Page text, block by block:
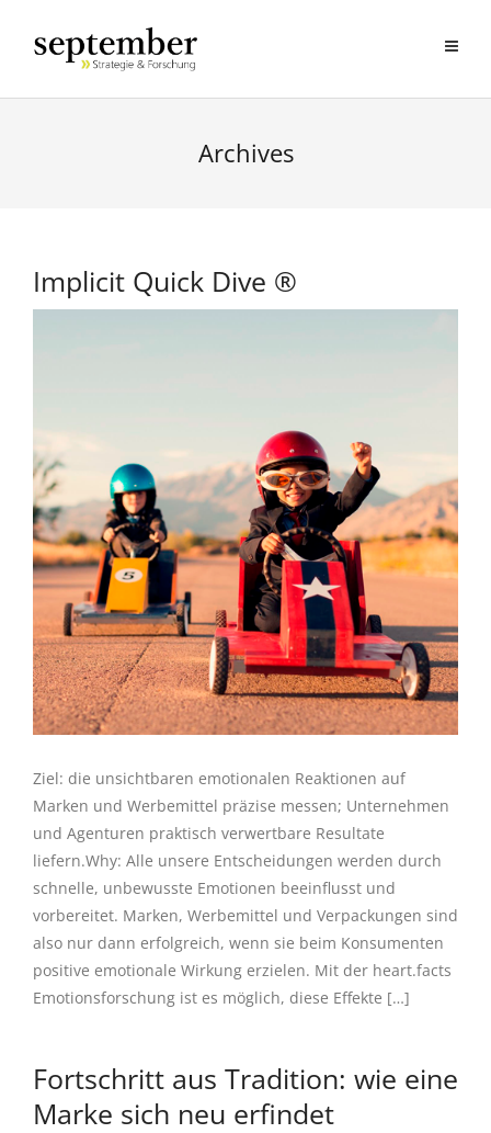
Archives
Implicit Quick Dive ®
Ziel: die unsichtbaren emotionalen Reaktionen auf
Marken und Werbemittel präzise messen; Unternehmen
und Agenturen praktisch verwertbare Resultate
liefern.Why: Alle unsere Entscheidungen werden durch
schnelle, unbewusste Emotionen beeinflusst und
vorbereitet. Marken, Werbemittel und Verpackungen sind
also nur dann erfolgreich, wenn sie beim Konsumenten
positive emotionale Wirkung erzielen. Mit der heart.facts
Emotionsforschung ist es möglich, diese Effekte […]
Fortschritt aus Tradition: wie eine
Marke sich neu erfindet